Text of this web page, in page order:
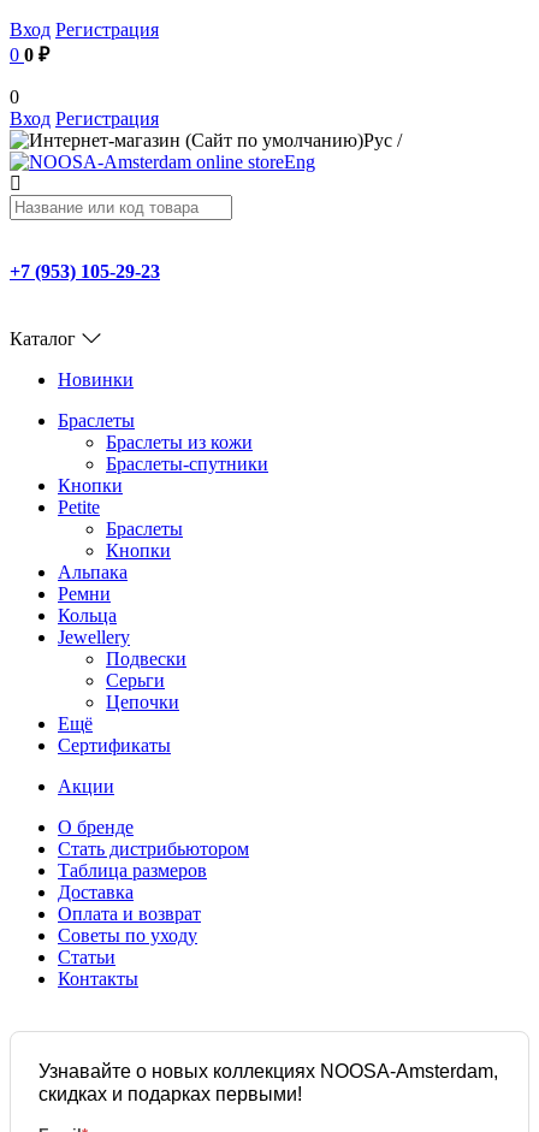
Вход Регистрация
0 0 ₽
0
Вход Регистрация
Рус /
Eng
+7 (953) 105-29-23
Каталог
Новинки
Браслеты
Браслеты из кожи
Браслеты-спутники
Кнопки
Petite
Браслеты
Кнопки
Альпака
Ремни
Кольца
Jewellery
Подвески
Серьги
Цепочки
Ещё
Сертификаты
Акции
О бренде
Стать дистрибьютором
Таблица размеров
Доставка
Оплата и возврат
Советы по уходу
Статьи
Контакты
Узнавайте о новых коллекциях NOOSA-Amsterdam,
скидках и подарках первыми!